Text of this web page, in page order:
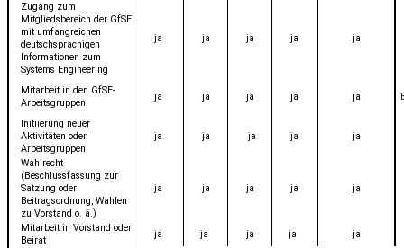
Zugang zum
Mitgliedsbereich der GfSE
mit umfangreichen
deutschsprachigen
Informationen zum
Systems Engineering
ja ja ja ja ja
Mitarbeit in den GfSE-
Arbeitsgruppen
ja ja ja ja ja
Initiierung neuer
Aktivitäten oder
Arbeitsgruppen
ja ja ja ja ja
Wahlrecht
(Beschlussfassung zur
Satzung oder
Beitragsordnung, Wahlen
zu Vorstand o. ä.)
ja ja ja ja ja
Mitarbeit in Vorstand oder
Beirat
ja ja ja ja ja